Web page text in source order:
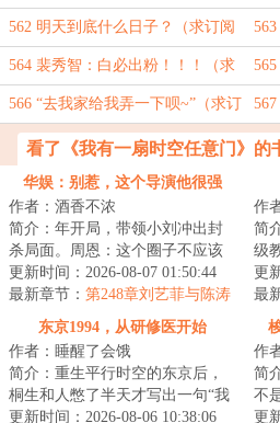
裴兔子！！！（求订阅求月票） 啊
562 明天到底什么日子？（求订阅
求月票） 啊
564 裴秀智：白必出粉！！！（求
订阅求月票） 月票
566 “去我家给我弄一下呗~”（求订
阅求月票） 醉
看了《我有一扇时空任意门》的
华娱：别惹，这个导演他很强
作者：酒香不浓
简介：年开局，带领小刘冲出封
杀局面。周恩：这个圈子不应该
这么烂，我想为影视圈立几条规
矩。第一：爱国...
更新时间：2026-08-07 01:50:44
最新章节： 第248章刘艺菲与陈涛
献祭整个行业
作
简
级
士
教
更
最
东京1994，从研修医开始
作者：睡醒了会饿
简介：重生平行时空的东京后，
桐生和人憋了半天才写出一句“我
的高中成绩并不理想”，无奈之
更新时间：2026-08-06 10:38:06
作
简
不
资
更